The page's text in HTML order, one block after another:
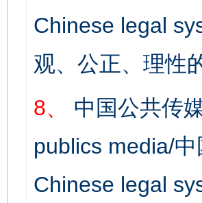
Chinese legal
观、公正、理性
8、
中国公共传
publics media/
Chinese legal
网上购药对药下症？